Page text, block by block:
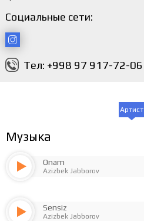
Социальные сети:
Тел: +998 97 917-72-06
Артист
Музыка
Onam
Azizbek Jabborov
Sensiz
Azizbek Jabborov